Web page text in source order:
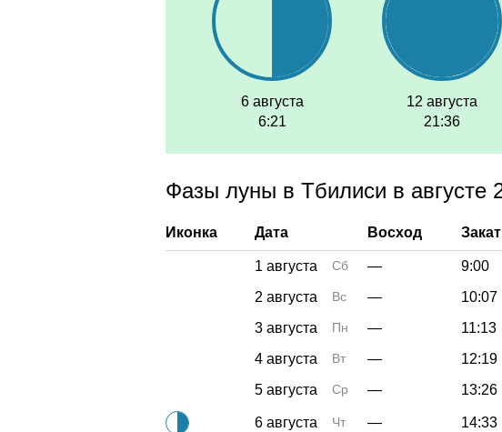
6 августа
6:21
12 августа
21:36
Фазы луны в Тбилиси в августе
Иконка Дата Восход Закат
1 августа Сб — 9:00
2 августа
Вс — 10:07
3 августа
Пн — 11:13
4 августа
Вт — 12:19
5 августа
Ср — 13:26
6 августа Чт — 14:33